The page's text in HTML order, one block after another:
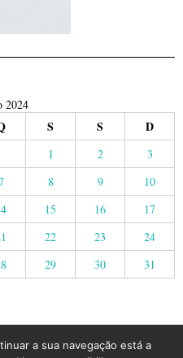
2024
S S D
1 2
3
8 9
10
15 16
17
22 23
24
29 30 31
a sua navegação está a